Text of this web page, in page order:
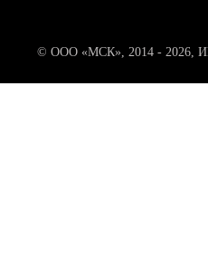
© ООО «МСК», 2014 - 2026,